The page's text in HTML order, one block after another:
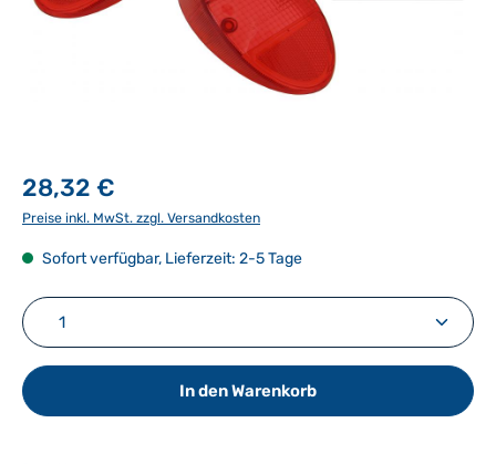
28,32 €
Preise inkl. MwSt. zzgl. Versandkosten
Sofort verfügbar, Lieferzeit: 2-5 Tage
Produkt Anzahl: Gib den gewünschten Wert ein
In den Warenkorb